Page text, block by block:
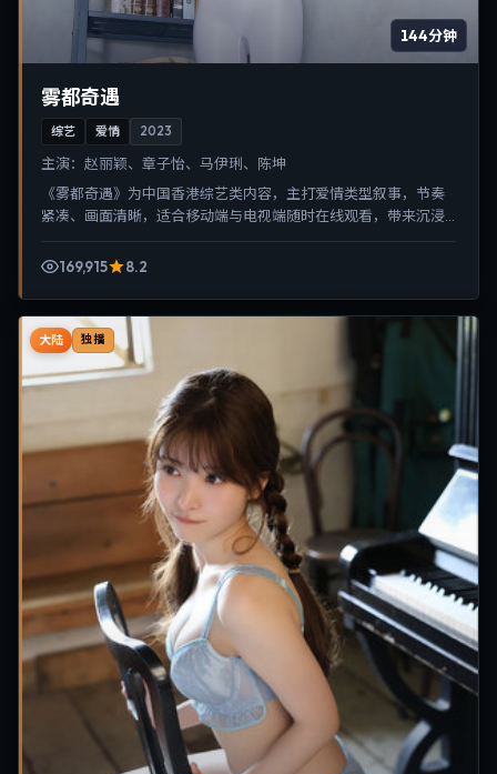
144分钟
雾都奇遇
综艺 爱情 2023
主演： 赵丽颖、章子怡、马伊琍、陈坤
《雾都奇遇》为中国香港综艺类内容，主打爱情类型叙事，节奏
紧凑、画面清晰，适合移动端与电视端随时在线观看，带来沉浸
169,915
8.2
大陆 独播